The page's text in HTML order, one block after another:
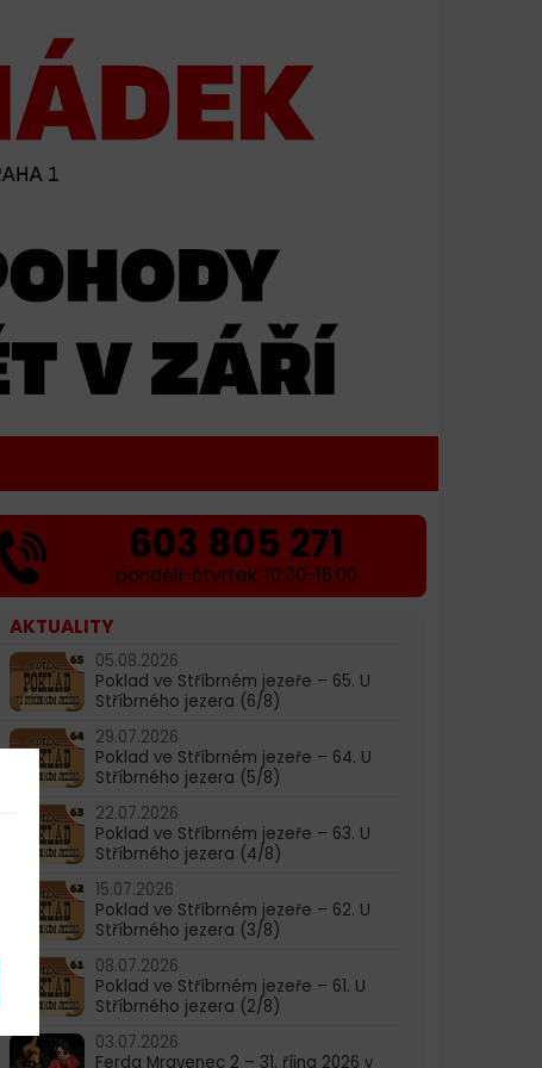
603 805 271
pondělí-čtvrtek: 10:00-16:00
AKTUALITY
05.08.2026
Poklad ve Stříbrném jezeře – 65. U
Stříbrného jezera (6/8)
29.07.2026
Poklad ve Stříbrném jezeře – 64. U
Stříbrného jezera (5/8)
22.07.2026
Poklad ve Stříbrném jezeře – 63. U
Stříbrného jezera (4/8)
15.07.2026
Poklad ve Stříbrném jezeře – 62. U
Stříbrného jezera (3/8)
08.07.2026
Poklad ve Stříbrném jezeře – 61. U
Stříbrného jezera (2/8)
03.07.2026
Ferda Mravenec 2 – 31. října 2026 v